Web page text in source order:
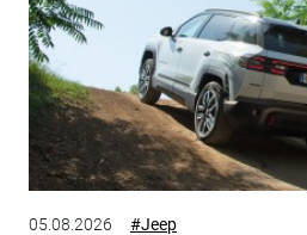
05.08.2026 #Jeep